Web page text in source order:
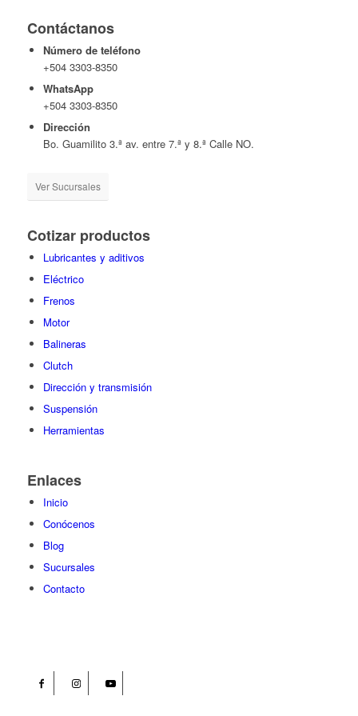
Contáctanos
Número de teléfono
+504 3303-8350
WhatsApp
+504 3303-8350
Dirección
Bo. Guamilito 3.ª av. entre 7.ª y 8.ª Calle NO.
Ver Sucursales
Cotizar productos
Lubricantes y aditivos
Eléctrico
Frenos
Motor
Balineras
Clutch
Dirección y transmisión
Suspensión
Herramientas
Enlaces
Inicio
Conócenos
Blog
Sucursales
Contacto